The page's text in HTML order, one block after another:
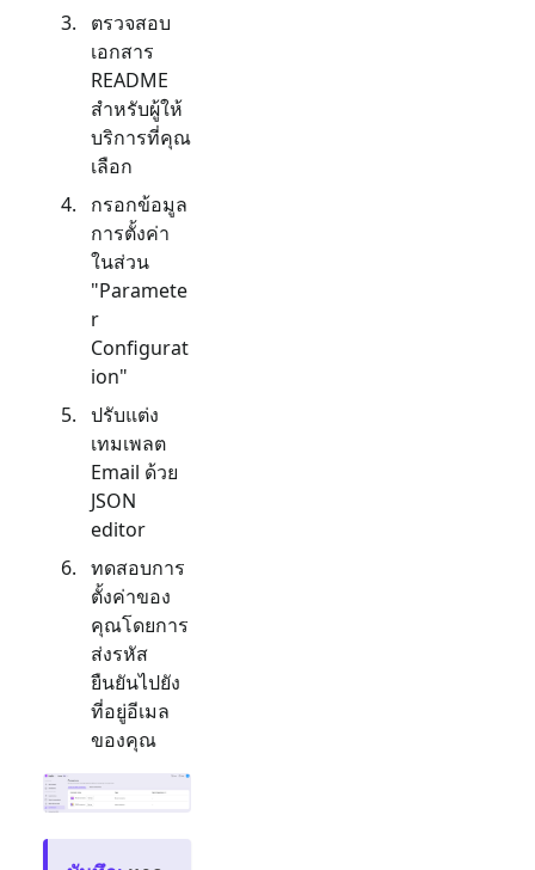
ตรวจสอบ
เอกสาร
README
สำหรับผู้ให้
บริการที่คุณ
เลือก
กรอกข้อมูล
การตั้งค่า
ในส่วน
"Paramete
r
Configurat
ion"
ปรับแต่ง
เทมเพลต
Email ด้วย
JSON
editor
ทดสอบการ
ตั้งค่าของ
คุณโดยการ
ส่งรหัส
ยืนยันไปยัง
ที่อยู่อีเมล
ของคุณ